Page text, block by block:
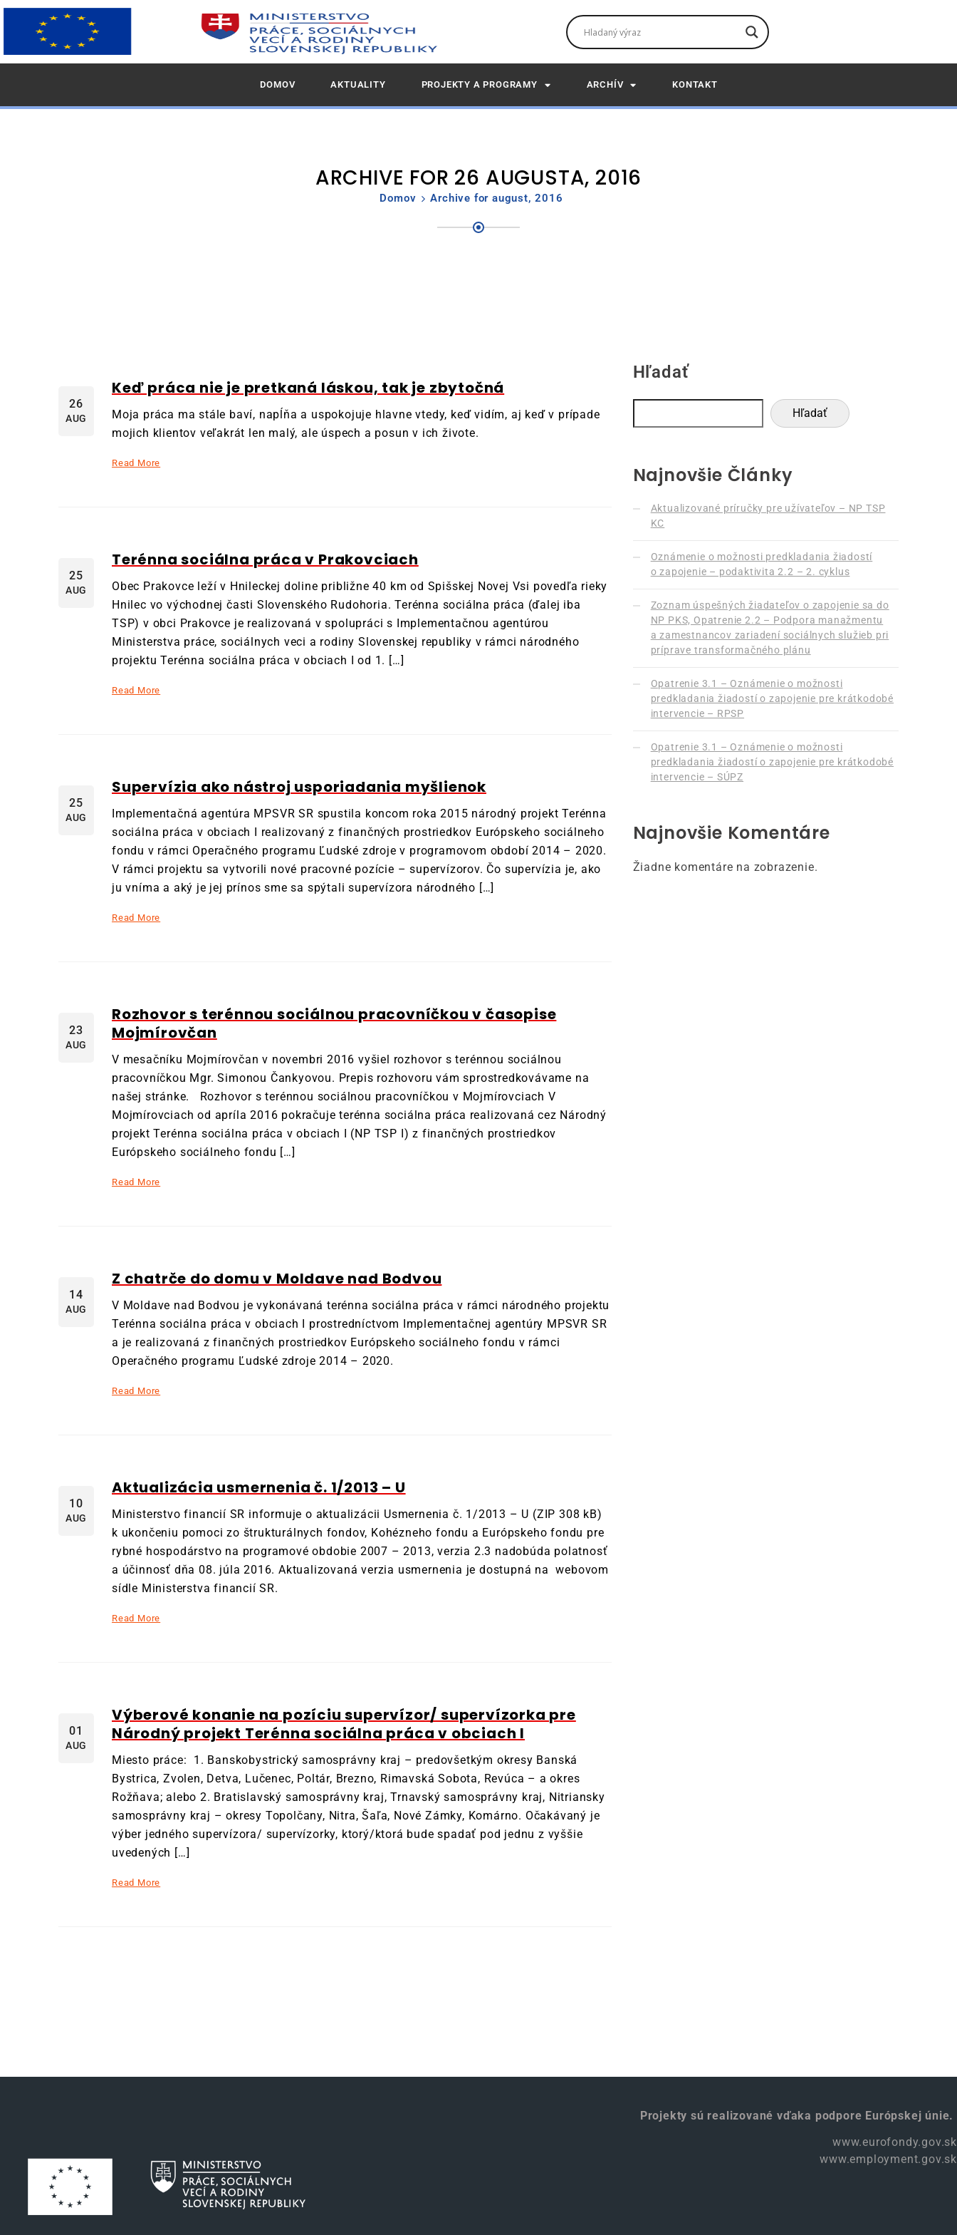
DOMOV AKTUALITY PROJEKTY A PROGRAMY ARCHÍV KONTAKT
ARCHIVE FOR 26 AUGUSTA, 2016
Domov Archive for august, 2016
26
AUG
Keď práca nie je pretkaná láskou, tak je zbytočná
Moja práca ma stále baví, napĺňa a uspokojuje hlavne vtedy, keď vidím, aj keď v prípade
mojich klientov veľakrát len malý, ale úspech a posun v ich živote.
Read More
25
AUG
Terénna sociálna práca v Prakovciach
Obec Prakovce leží v Hnileckej doline približne 40 km od Spišskej Novej Vsi povedľa rieky
Hnilec vo východnej časti Slovenského Rudohoria. Terénna sociálna práca (ďalej iba
TSP) v obci Prakovce je realizovaná v spolupráci s Implementačnou agentúrou
Ministerstva práce, sociálnych veci a rodiny Slovenskej republiky v rámci národného
projektu Terénna sociálna práca v obciach I od 1. […]
Read More
25
AUG
Supervízia ako nástroj usporiadania myšlienok
Implementačná agentúra MPSVR SR spustila koncom roka 2015 národný projekt Terénna
sociálna práca v obciach I realizovaný z finančných prostriedkov Európskeho sociálneho
fondu v rámci Operačného programu Ľudské zdroje v programovom období 2014 – 2020.
V rámci projektu sa vytvorili nové pracovné pozície – supervízorov. Čo supervízia je, ako
ju vníma a aký je jej prínos sme sa spýtali supervízora národného […]
Read More
23
AUG
Rozhovor s terénnou sociálnou pracovníčkou v časopise
Mojmírovčan
V mesačníku Mojmírovčan v novembri 2016 vyšiel rozhovor s terénnou sociálnou
pracovníčkou Mgr. Simonou Čankyovou. Prepis rozhovoru vám sprostredkovávame na
našej stránke. Rozhovor s terénnou sociálnou pracovníčkou v Mojmírovciach V
Mojmírovciach od apríla 2016 pokračuje terénna sociálna práca realizovaná cez Národný
projekt Terénna sociálna práca v obciach I (NP TSP I) z finančných prostriedkov
Európskeho sociálneho fondu […]
Read More
14
AUG
Z chatrče do domu v Moldave nad Bodvou
V Moldave nad Bodvou je vykonávaná terénna sociálna práca v rámci národného projektu
Terénna sociálna práca v obciach I prostredníctvom Implementačnej agentúry MPSVR SR
a je realizovaná z finančných prostriedkov Európskeho sociálneho fondu v rámci
Operačného programu Ľudské zdroje 2014 – 2020.
Read More
10
AUG
Aktualizácia usmernenia č. 1/2013 – U
Ministerstvo financií SR informuje o aktualizácii Usmernenia č. 1/2013 – U (ZIP 308 kB)
k ukončeniu pomoci zo štrukturálnych fondov, Kohézneho fondu a Európskeho fondu pre
rybné hospodárstvo na programové obdobie 2007 – 2013, verzia 2.3 nadobúda polatnosť
a účinnosť dňa 08. júla 2016. Aktualizovaná verzia usmernenia je dostupná na webovom
sídle Ministerstva financií SR.
Read More
01
AUG
Výberové konanie na pozíciu supervízor/ supervízorka pre
Národný projekt Terénna sociálna práca v obciach I
Miesto práce: 1. Banskobystrický samosprávny kraj – predovšetkým okresy Banská
Bystrica, Zvolen, Detva, Lučenec, Poltár, Brezno, Rimavská Sobota, Revúca – a okres
Rožňava; alebo 2. Bratislavský samosprávny kraj, Trnavský samosprávny kraj, Nitriansky
samosprávny kraj – okresy Topolčany, Nitra, Šaľa, Nové Zámky, Komárno. Očakávaný je
výber jedného supervízora/ supervízorky, ktorý/ktorá bude spadať pod jednu z vyššie
uvedených […]
Read More
Hľadať
Hľadať
Najnovšie Články
Aktualizované príručky pre užívateľov – NP TSP
KC
Oznámenie o možnosti predkladania žiadostí
o zapojenie – podaktivita 2.2 – 2. cyklus
Zoznam úspešných žiadateľov o zapojenie sa do
NP PKS, Opatrenie 2.2 – Podpora manažmentu
a zamestnancov zariadení sociálnych služieb pri
príprave transformačného plánu
Opatrenie 3.1 – Oznámenie o možnosti
predkladania žiadostí o zapojenie pre krátkodobé
intervencie – RPSP
Opatrenie 3.1 – Oznámenie o možnosti
predkladania žiadostí o zapojenie pre krátkodobé
intervencie – SÚPZ
Najnovšie Komentáre
Žiadne komentáre na zobrazenie.
Projekty sú realizované vďaka podpore Európskej únie.
www.eurofondy.gov.sk
www.employment.gov.sk